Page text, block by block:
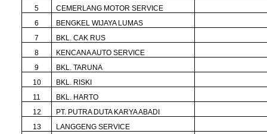
5
CEMERLANG MOTOR SERVICE
6
BENGKEL WIJAYA LUMAS
7
BKL. CAK RUS
8
KENCANA AUTO SERVICE
9
BKL. TARUNA
10
BKL. RISKI
11
BKL. HARTO
12
PT. PUTRA DUTA KARYA ABADI
13
LANGGENG SERVICE